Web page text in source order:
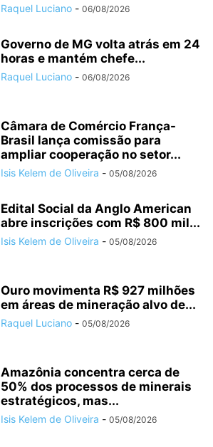
Raquel Luciano - 06/08/2026
Governo de MG volta atrás em 24
horas e mantém chefe...
Raquel Luciano - 06/08/2026
Câmara de Comércio França-
Brasil lança comissão para
ampliar cooperação no setor...
Isis Kelem de Oliveira - 05/08/2026
Edital Social da Anglo American
abre inscrições com R$ 800 mil...
Isis Kelem de Oliveira - 05/08/2026
Ouro movimenta R$ 927 milhões
em áreas de mineração alvo de...
Raquel Luciano - 05/08/2026
Amazônia concentra cerca de
50% dos processos de minerais
estratégicos, mas...
Isis Kelem de Oliveira - 05/08/2026